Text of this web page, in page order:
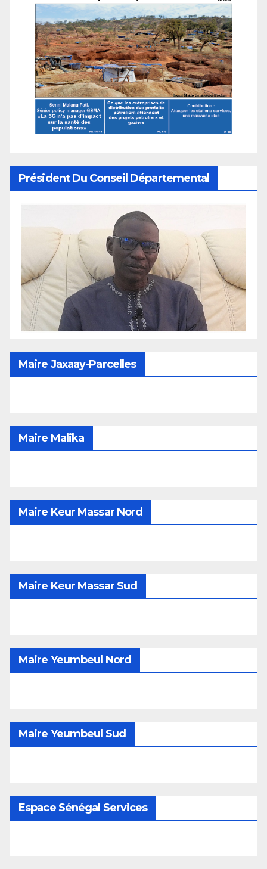
Président Du Conseil Départemental
Maire Jaxaay-Parcelles
Maire Malika
Maire Keur Massar Nord
Maire Keur Massar Sud
Maire Yeumbeul Nord
Maire Yeumbeul Sud
Espace Sénégal Services